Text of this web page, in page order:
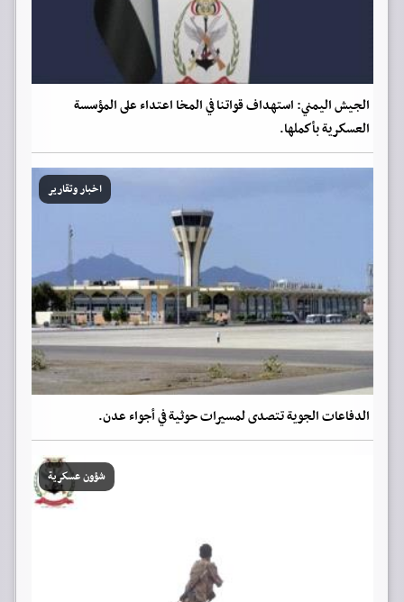
الجيش اليمني: استهداف قواتنا في المخا اعتداء على المؤسسة
العسكرية بأكملها.
اخبار وتقارير
الدفاعات الجوية تتصدى لمسيرات حوثية في أجواء عدن.
شؤون عسكرية